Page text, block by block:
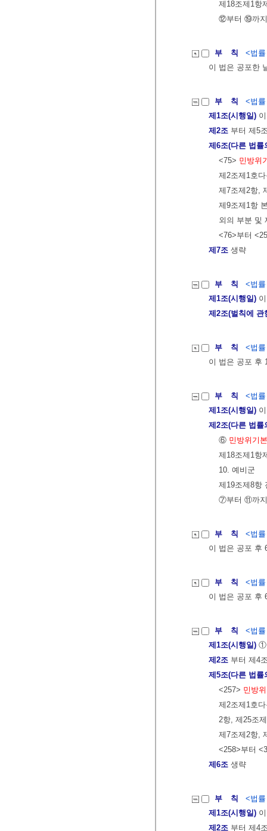
제18조제1항
⑫부터 ⑲까
부 칙
<법
이 법은 공포한
부 칙
<법
제1조(시행일)
제2조 부터 제5
제6조(다른 법률
<75> 민방위
제2조제1호
제7조제2항,
제9조제1항
외의 부분 및
<76>부터
제7조 생략
부 칙
<법
제1조(시행일)
제2조(벌칙에 관
부 칙
<법
이 법은 공포 후
부 칙
<법
제1조(시행일)
제2조(다른 법률
⑥ 민방위기
제18조제1항
10. 예비군
제19조제8항
⑦부터 ⑪까
부 칙
<법
이 법은 공포 후
부 칙
<법
이 법은 공포 후
부 칙
<법
제1조(시행일) ①
제2조 부터 제4
제5조(다른 법률
<257> 민방
제2조제1호
2항, 제25조
제7조제2항,
<258>부터
제6조 생략
부 칙
<법
제1조(시행일)
제2조 부터 제4